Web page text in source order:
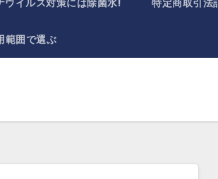
ウイルス対策には除菌水! 特定商取引法
範囲で選ぶ